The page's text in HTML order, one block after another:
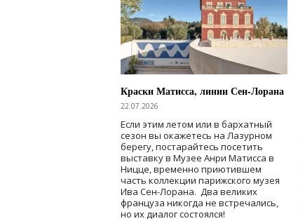
Краски Матисса, линии Сен-Лорана
22.07.2026
Если этим летом или в бархатный
сезон вы окажетесь на Лазурном
берегу, постарайтесь посетить
выставку в Музее Анри Матисса в
Ницце, временно приютившем
часть коллекции парижского музея
Ива Сен-Лорана. Два великих
француза никогда не встречались,
но их диалог состоялся!